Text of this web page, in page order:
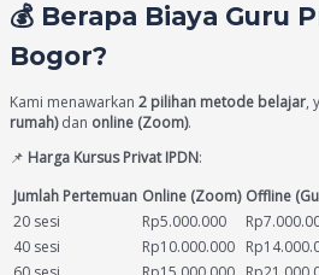
💰 Berapa Biaya Guru
Bogor?
Kami menawarkan 2 pilihan metode belajar,
rumah)dan online (Zoom).
📌 Harga Kursus Privat IPDN:
Jumlah Pertemuan Online (Zoom) Offline
20 sesi
Rp5.000.000
40 sesi
Rp10.000.000